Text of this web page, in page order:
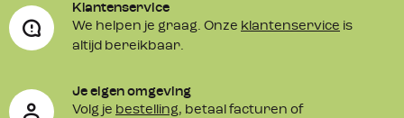
Klantenservice
We helpen je graag. Onze klantenservice is
altijd bereikbaar.
Je eigen omgeving
Volg je bestelling, betaal facturen of